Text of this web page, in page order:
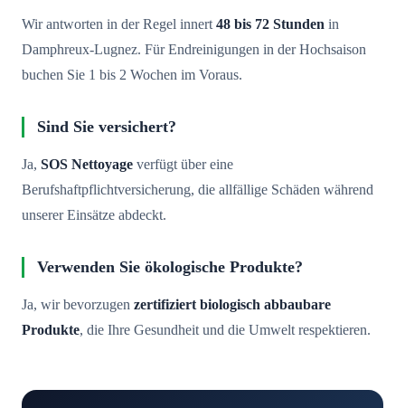
Wir antworten in der Regel innert 48 bis 72 Stunden in
Damphreux-Lugnez. Für Endreinigungen in der Hochsaison
buchen Sie 1 bis 2 Wochen im Voraus.
Sind Sie versichert?
Ja, SOS Nettoyage verfügt über eine
Berufshaftpflichtversicherung, die allfällige Schäden während
unserer Einsätze abdeckt.
Verwenden Sie ökologische Produkte?
Ja, wir bevorzugen zertifiziert biologisch abbaubare
Produkte, die Ihre Gesundheit und die Umwelt respektieren.